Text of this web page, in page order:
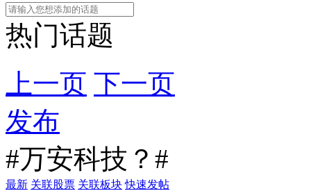
热门话题
上一页 下一页
发布
#万安科技？#
最新 关联股票 关联板块 快速发帖